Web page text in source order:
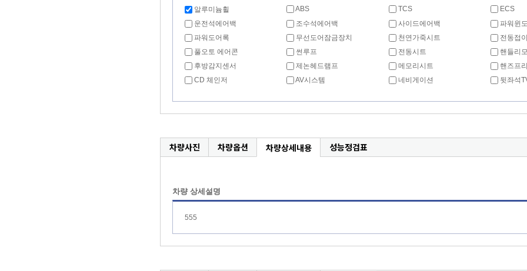
알루미늄휠 ABS TCS
ECS
운전석에어백
조수석에어백 사이드에어백
파워윈
파워도어록
무선도어잠금장치 천연가죽시트
전동접
풀오토 에어콘
썬루프 전동시트
핸들리
후방감지센서
제논헤드램프 메모리시트
핸즈프
CD 체인저
AV시스템 네비게이션 뒷좌석
차량사진 차량옵션 차량상세내용 성능정검표
차량 상세설명
555